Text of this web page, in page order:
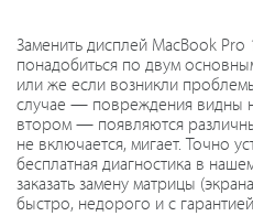
Заменить дисплей MacBook
понадобиться по двум
или же если возникли
случае — повреждения видны
втором — появляются
не включается, мигает. Точно
бесплатная диагностика в
заказать замену матрицы
быстро, недорого и с